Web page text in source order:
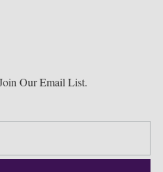
Our Email List.